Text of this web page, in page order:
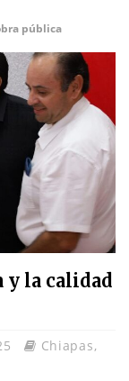
pública
y la calidad
Chiapas,